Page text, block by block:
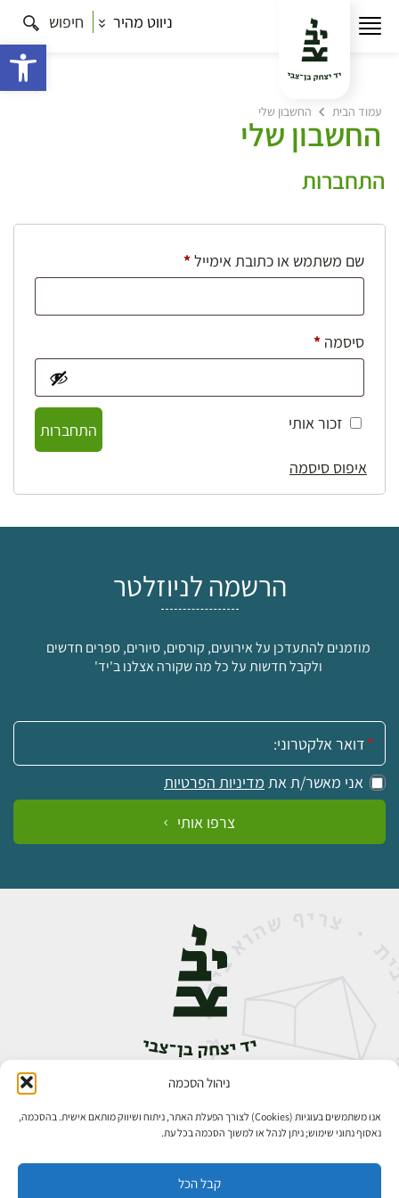
ניהול הסכמה
אנו משתמשים בעוגיות (Cookies) לצורך הפעלת האתר, ניתוח ושיווק מותאם אישית. בהסכמה,
נאסוף נתוני שימוש; ניתן לנהל או למשוך הסכמה בכל עת.
קבל הכל
ניווט מהיר חיפוש
עמוד הבית החשבון שלי
החשבון שלי
התחברות
שם משתמש או כתובת אימייל*חובה
סיסמה *חובה
זכור אותי
התחברות
איפוס סיסמה
הרשמה לניוזלטר
מוזמנים להתעדכן על אירועים, קורסים, סיורים, ספרים חדשים
ולקבל חדשות על כל מה שקורה אצלנו ב'יד'
אימייל:
אני מאשר/ת את מדיניות הפרטיות
צרפו אותי
אבן גבירול 14, רחביה, ירושלים